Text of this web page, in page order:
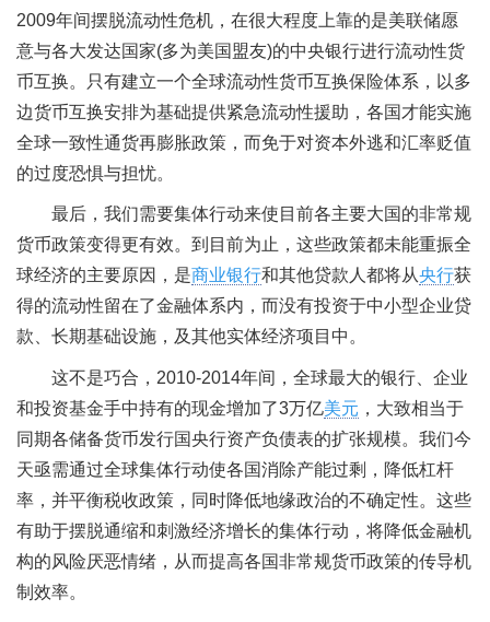
2009年间摆脱流动性危机，在很大程度上靠的是美联储愿
意与各大发达国家(多为美国盟友)的中央银行进行流动性货
币互换。只有建立一个全球流动性货币互换保险体系，以多
边货币互换安排为基础提供紧急流动性援助，各国才能实施
全球一致性通货再膨胀政策，而免于对资本外逃和汇率贬值
的过度恐惧与担忧。
最后，我们需要集体行动来使目前各主要大国的非常规
货币政策变得更有效。到目前为止，这些政策都未能重振全
球经济的主要原因，是商业银行和其他贷款人都将从央行获
得的流动性留在了金融体系内，而没有投资于中小型企业贷
款、长期基础设施，及其他实体经济项目中。
这不是巧合，2010-2014年间，全球最大的银行、企业
和投资基金手中持有的现金增加了3万亿美元 ，大致相当于
同期各储备货币发行国央行资产负债表的扩张规模。我们今
天亟需通过全球集体行动使各国消除产能过剩，降低杠杆
率，并平衡税收政策，同时降低地缘政治的不确定性。这些
有助于摆脱通缩和刺激经济增长的集体行动，将降低金融机
构的风险厌恶情绪，从而提高各国非常规货币政策的传导机
制效率。